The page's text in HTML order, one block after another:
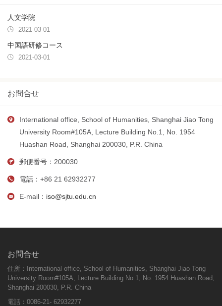
人文学院
2021-03-01
中国語研修コース
2021-03-01
お問合せ
International office, School of Humanities, Shanghai Jiao Tong
University Room#105A, Lecture Building No.1, No. 1954
Huashan Road, Shanghai 200030, P.R. China
郵便番号：200030
電話：+86 21 62932277
E-mail： iso@sjtu.edu.cn
お問合せ
住所：International office, School of Humanities, Shanghai Jiao Tong
University Room#105A, Lecture Building No.1, No. 1954 Huashan Road,
Shanghai 200030, P.R. China
電話：0086-21- 62932277